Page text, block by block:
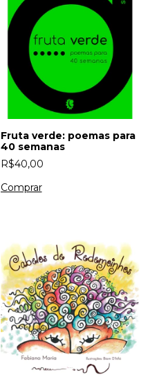
Fruta verde: poemas para
40 semanas
R$40,00